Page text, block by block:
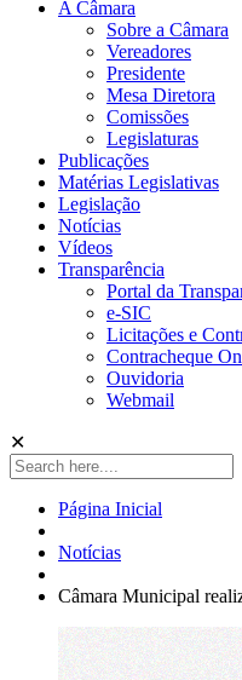
A Câmara
Sobre a Câmara
Vereadores
Presidente
Mesa Diretora
Comissões
Legislaturas
Publicações
Matérias Legislativas
Legislação
Notícias
Vídeos
Transparência
Portal da
e-SIC
Licitações e
Contracheque
Ouvidoria
Webmail
✕
Página Inicial
Notícias
Câmara Municipal